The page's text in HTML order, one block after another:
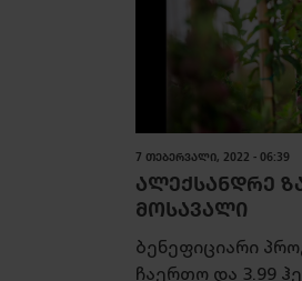
7 ᲗᲔᲑᲔᲠᲕᲐᲚᲘ, 2022 - 06:39
ᲐᲚᲔᲥᲡᲐᲜᲓᲠᲔ
ᲛᲝᲡᲐᲕᲐᲚᲘ
ბენეფიციარი
ჩაერთო და 3.99